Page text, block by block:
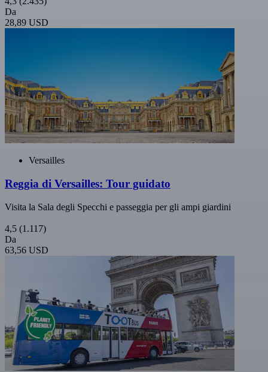
Da
28,89 USD
Versailles
Reggia di Versailles: Tour guidato
Visita la Sala degli Specchi e passeggia per gli ampi giardini
4,5 (1.117)
Da
63,56 USD